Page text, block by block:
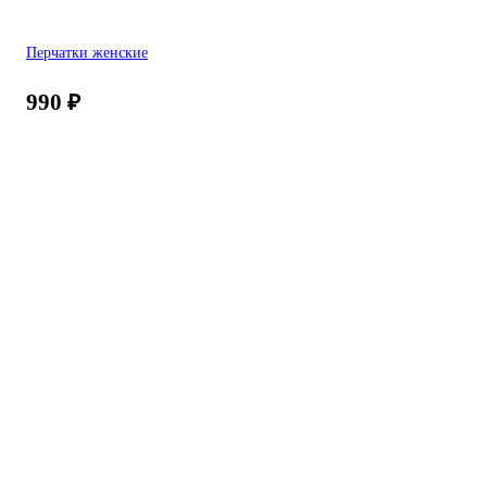
Перчатки женские
990 ₽